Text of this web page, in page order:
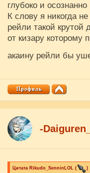
глубоко и
К слову я никогда
рейли такой крутой
от кизару которому
акаину рейли бы
-
Цитата Rikudo_SenninLOL ( )